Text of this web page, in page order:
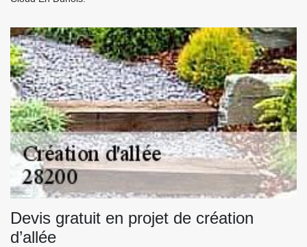
Devis gratuit en projet de création
d’allée